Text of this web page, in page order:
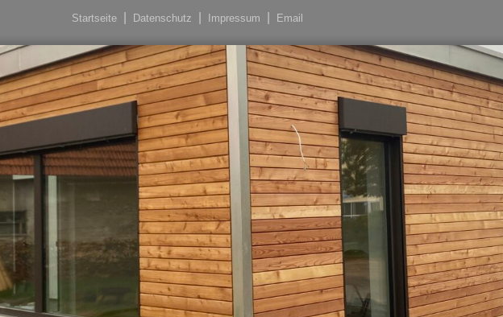
Startseite Datenschutz Impressum Email